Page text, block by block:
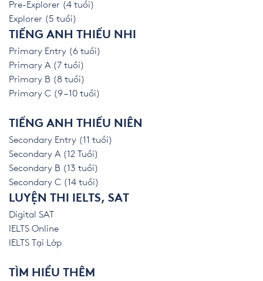
Pre-Explorer (4 tuổi)
Explorer (5 tuổi)
TIẾNG ANH THIẾU NHI
Primary Entry (6 tuổi)
Primary A (7 tuổi)
Primary B (8 tuổi)
Primary C (9 – 10 tuổi)
TIẾNG ANH THIẾU NIÊN
Secondary Entry (11 tuổi)
Secondary A (12 Tuổi)
Secondary B (13 tuổi)
Secondary C (14 tuổi)
LUYỆN THI IELTS, SAT
Digital SAT
IELTS Online
IELTS Tại Lớp
TÌM HIỂU THÊM